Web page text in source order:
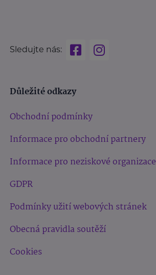
Sledujte nás:
Důležité odkazy
Obchodní podmínky
Informace pro obchodní partnery
Informace pro neziskové organizace
GDPR
Podmínky užití webových stránek
Obecná pravidla soutěží
Cookies